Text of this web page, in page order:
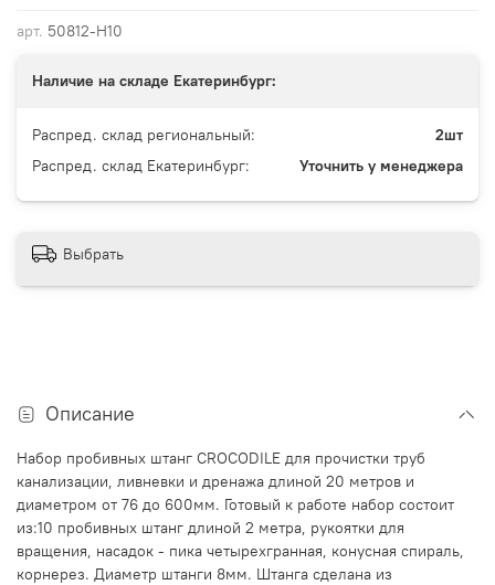
арт. 50812-Н10
Наличие на складе Екатеринбург:
Распред. склад региональный:
2шт
Распред. склад Екатеринбург:
Уточнить у менеджера
Выбрать
Описание
Набор пробивных штанг CROCODILE для прочистки труб
канализации, ливневки и дренажа длиной 20 метров и
диаметром от 76 до 600мм. Готовый к работе набор состоит
из:10 пробивных штанг длиной 2 метра, рукоятки для
вращения, насадок - пика четырехгранная, конусная спираль,
корнерез. Диаметр штанги 8мм. Штанга сделана из